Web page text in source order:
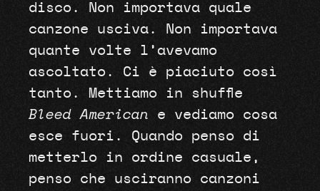
disco. Non importava quale
canzone usciva. Non importava
quante volte l’avevamo
ascoltato. Ci è piaciuto così
tanto. Mettiamo in shuffle
Bleed American e vediamo cosa
esce fuori. Quando penso di
metterlo in ordine casuale,
penso che usciranno canzoni